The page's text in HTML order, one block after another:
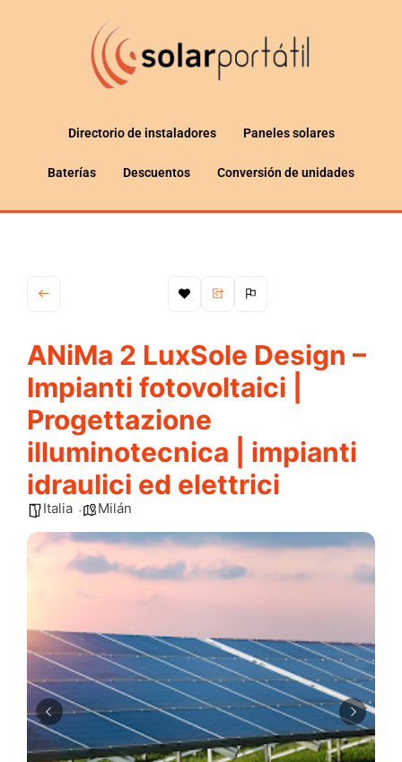
Directorio de instaladores Paneles solares
Baterías Descuentos Conversión de unidades
ANiMa 2 LuxSole Design –
Impianti fotovoltaici |
Progettazione
illuminotecnica | impianti
idraulici ed elettrici
Italia Milán